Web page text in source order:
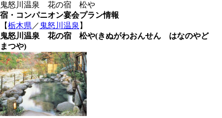
鬼怒川温泉 花の宿 松や
宿・コンパニオン宴会プラン情報
【栃木県 ／ 鬼怒川温泉 】
鬼怒川温泉 花の宿 松や(きぬがわおんせん はなのやど
まつや)